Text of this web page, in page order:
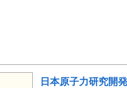
日本原子力研究開